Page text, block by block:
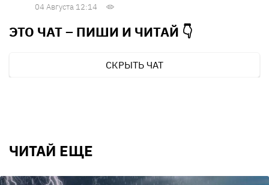
04 Августа 12:14
ЭТО ЧАТ – ПИШИ И ЧИТАЙ 👇
СКРЫТЬ ЧАТ
ЧИТАЙ ЕЩЕ